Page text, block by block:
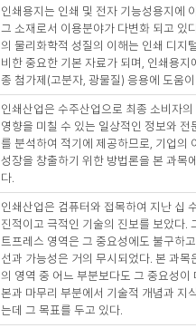
인쇄용지는 인쇄 및 전자 기능성용지에
그 소재로서 이용분야가 다변화 되고 있
의 물리화학적 성질의 이해는 인쇄 디지
비한 중요한 기본 자료가 되며, 인쇄용지
종 첨가제(고분자, 광물질) 응용에 도움
인쇄산업은 수주산업으로 최종 소비자
영향을 미칠 수 있는 일상적인 정보와 전
를 분석하여 적기에 제공하므로, 기업의
성장을 창출하기 위한 방법론을 본 과목
다.
인쇄산업은 컴퓨터와 접목하여 지난 십
진적이고 극적인 기술의 진보를 보았다.
트프레스 영역은 그 중요성에도 불구하
선과 가능성은 거의 무시되었다. 본 과목
의 영역 중 어느 부분보다도 그 중요성이
본과 마무리 부분에서 기술적 개념과 지
는데 그 목표를 두고 있다.